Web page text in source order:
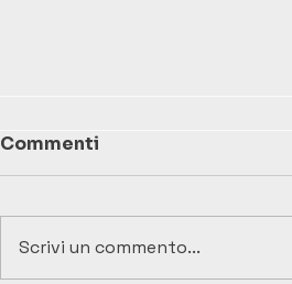
Commenti
Scrivi un commento...